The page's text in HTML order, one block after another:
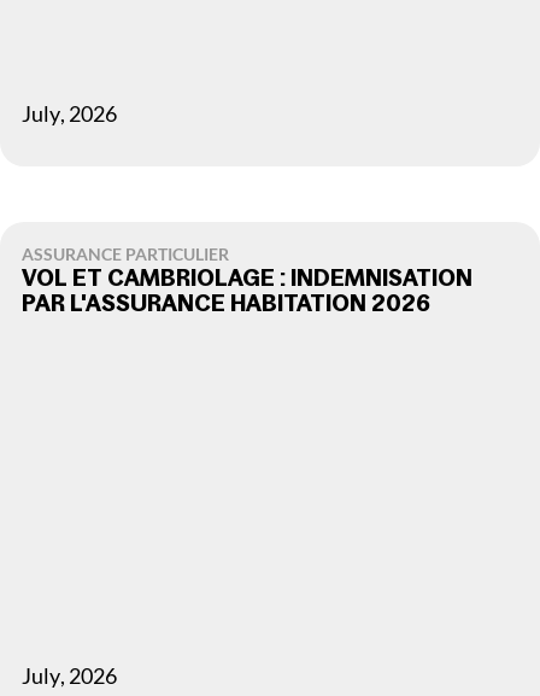
July, 2026
ASSURANCE PARTICULIER
VOL ET CAMBRIOLAGE : INDEMNISATION
PAR L'ASSURANCE HABITATION 2026
July, 2026